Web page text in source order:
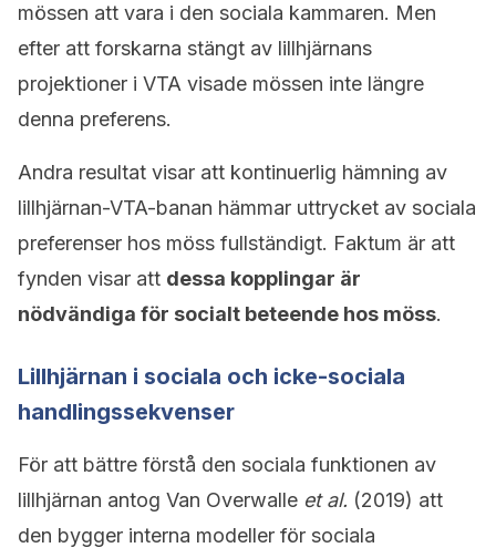
mössen att vara i den sociala kammaren. Men
efter att forskarna stängt av lillhjärnans
projektioner i VTA visade mössen inte längre
denna preferens.
Andra resultat visar att kontinuerlig hämning av
lillhjärnan-VTA-banan hämmar uttrycket av sociala
preferenser hos möss fullständigt. Faktum är att
fynden visar att dessa kopplingar är
nödvändiga för socialt beteende hos möss.
Lillhjärnan i sociala och icke-sociala
handlingssekvenser
För att bättre förstå den sociala funktionen av
lillhjärnan antog Van Overwalle et al. (2019) att
den bygger interna modeller för sociala